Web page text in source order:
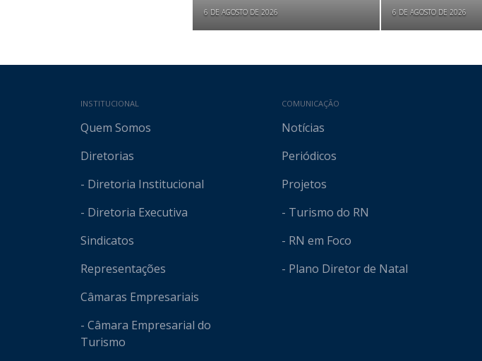
6 DE AGOSTO DE 2026 6 DE AGOSTO DE 2026
Mapa do site
INSTITUCIONAL
Quem Somos
Diretorias
- Diretoria Institucional
- Diretoria Executiva
Sindicatos
Representações
Câmaras Empresariais
- Câmara Empresarial do
Turismo
COMUNICAÇÃO
Notícias
Periódicos
Projetos
- Turismo do RN
- RN em Foco
- Plano Diretor de Natal